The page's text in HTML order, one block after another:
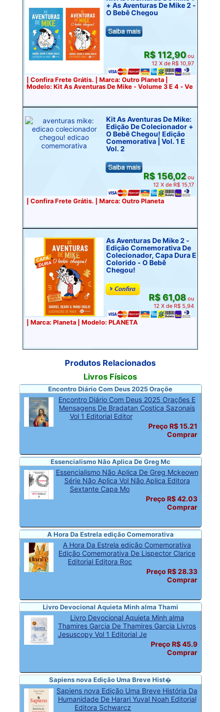
+ As Aventuras De Mike 2 -
O Bebê Chegou
| Confira Frete Grátis. | Marca: Outro Planeta |
Modelo: Kit As Aventuras De Mike - Volume 3 E 4 - Ve
R$ 112,90ou
12 X de R$ 10,97
Kit As Aventuras De Mike:
Edição De Colecionador +
O Bebê Chegou! Edição
Comemorativa | Vol. 1 E
Vol. 2
| Confira Frete Grátis. | Marca: Outro Planeta
R$ 156,02ou
12 X de R$ 15,17
As Aventuras De Mike 2 -
Edição Comemorativa De
Colecionador, Capa Dura E
Colorido - O Bebê
Chegou!
| Marca: Planeta | Modelo: PLANETA
R$ 61,08ou
12 X de R$ 5,94
Produtos Relacionados
Livros Físicos
Encontro Diário Com Deus 2025 Oraçõe
Encontro Diário Com Deus 2025 Orações E
Mensagens De Bradatan Costica Sazonais
Vol 1 Editorial Editor
Preço R$ 15.21
Comprar
Essencialismo Não Aplica De Greg Mc
Essencialismo Não Aplica De Greg Mckeown
Série Não Aplica Vol Não Aplica Editora
Sextante Capa Mo
Preço R$ 42.03
Comprar
A Hora Da Estrela edição Comemorativa
A Hora Da Estrela edição Comemorativa
Edição Comemorativa De Lispector Clarice
Editorial Editora Roc
Preço R$ 28.33
Comprar
Livro Devocional Aquieta Minh alma Thami
Livro Devocional Aquieta Minh alma
Thamires Garcia De Thamires Garcia Livros
Jesuscopy Vol 1 Editorial Je
Preço R$ 45.9
Comprar
Sapiens nova Edição Uma Breve Hist�
Sapiens nova Edição Uma Breve História Da
Humanidade De Harari Yuval Noah Editorial
Editora Schwarcz